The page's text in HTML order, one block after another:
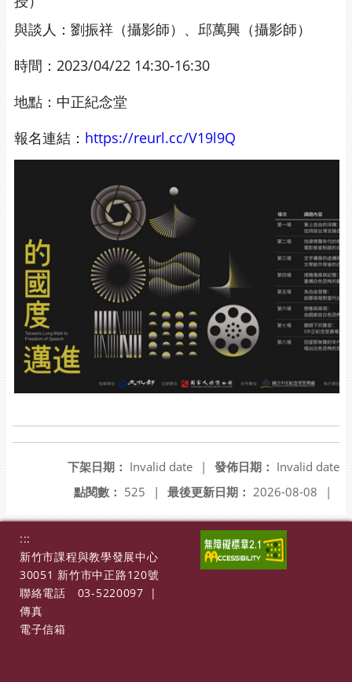
與談人：劉振祥（攝影師）、邱萬興（攝影師）
時間：2023/04/22 14:30-16:30
地點：中正紀念堂
報名連結： https://reurl.cc/V19l9Q
發佈日期： Invalid date
下架日期： Invalid date
|
最後更新日期： 2026-08-08 |
點閱數： 525 |
:::
新竹市課程與教學發展中心
30051 新竹市中正路120號
聯絡電話
03-5220097
|
傳真
電子信箱